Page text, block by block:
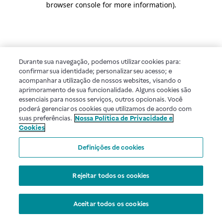
browser console for more information).
Durante sua navegação, podemos utilizar cookies para:
confirmar sua identidade; personalizar seu acesso; e
acompanhar a utilização de nossos websites, visando o
aprimoramento de sua funcionalidade. Alguns cookies são
essenciais para nossos serviços, outros opcionais. Você
poderá gerenciar os cookies que utilizamos de acordo com
suas preferências. Nossa Política de Privacidade e
Cookies
Definições de cookies
Rejeitar todos os cookies
Aceitar todos os cookies